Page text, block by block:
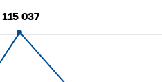
115 037
115 037